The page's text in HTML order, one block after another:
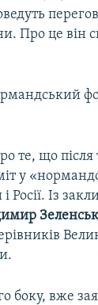
Про це він
те, що
у
Росії. Із
боку, вже